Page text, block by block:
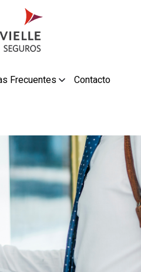
Frecuentes Contacto